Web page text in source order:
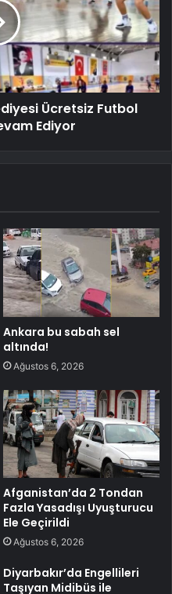
Ücretsiz Futbol
Ediyor
Ankara bu sabah sel
altında!
Ağustos 6, 2026
Afganistan’da 2 Tondan
Fazla Yasadışı Uyuşturucu
Ele Geçirildi
Ağustos 6, 2026
Diyarbakır’da Engellileri
Taşıyan Midibüs ile